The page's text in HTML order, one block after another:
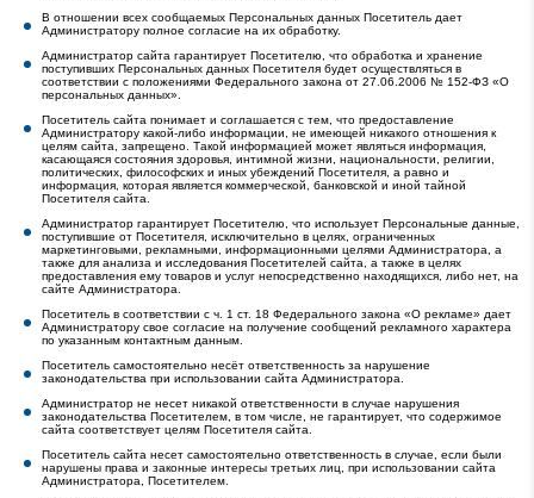
В отношении всех сообщаемых Персональных данных Посетитель дает
Администратору полное согласие на их обработку.
Администратор сайта гарантирует Посетителю, что обработка и хранение
поступивших Персональных данных Посетителя будет осуществляться в
соответствии с положениями Федерального закона от 27.06.2006 № 152-ФЗ «О
персональных данных».
Посетитель сайта понимает и соглашается с тем, что предоставление
Администратору какой-либо информации, не имеющей никакого отношения к
целям сайта, запрещено. Такой информацией может являться информация,
касающаяся состояния здоровья, интимной жизни, национальности, религии,
политических, философских и иных убеждений Посетителя, а равно и
информация, которая является коммерческой, банковской и иной тайной
Посетителя сайта.
Администратор гарантирует Посетителю, что использует Персональные данные,
поступившие от Посетителя, исключительно в целях, ограниченных
маркетинговыми, рекламными, информационными целями Администратора, а
также для анализа и исследования Посетителей сайта, а также в целях
предоставления ему товаров и услуг непосредственно находящихся, либо нет, на
сайте Администратора.
Посетитель в соответствии с ч. 1 ст. 18 Федерального закона «О рекламе» дает
Администратору свое согласие на получение сообщений рекламного характера
по указанным контактным данным.
Посетитель самостоятельно несёт ответственность за нарушение
законодательства при использовании сайта Администратора.
Администратор не несет никакой ответственности в случае нарушения
законодательства Посетителем, в том числе, не гарантирует, что содержимое
сайта соответствует целям Посетителя сайта.
Посетитель сайта несет самостоятельно ответственность в случае, если были
нарушены права и законные интересы третьих лиц, при использовании сайта
Администратора, Посетителем.